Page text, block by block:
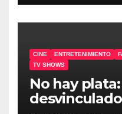
CINE ENTRETENIMIENTO
TV SHOWS
No hay